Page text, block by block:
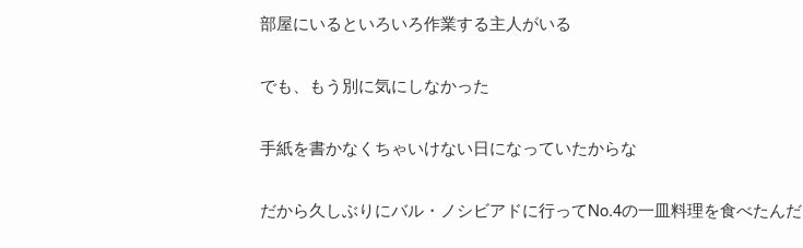
部屋にいるといろいろ作業する主人がいる
でも、もう別に気にしなかった
手紙を書かなくちゃいけない日になっていたからな
だから久しぶりにバル・ノシビアドに行ってNo.4の一皿料理を食べたんだ